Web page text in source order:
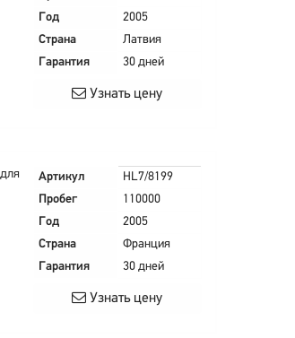
Год
2005
Страна
Латвия
Гарантия
30 дней
Узнать цену
Артикул
HL7/8199
Пробег
110000
Год
2005
Страна
Франция
Гарантия
30 дней
Узнать цену